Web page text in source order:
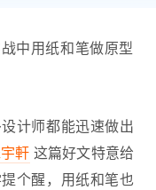
计师都能迅速做出
軒 这篇好文特意给
个醒，用纸和笔也